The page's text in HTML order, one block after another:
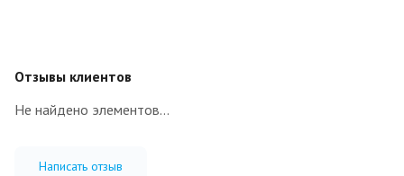
Отзывы клиентов
Не найдено элементов...
Написать отзыв